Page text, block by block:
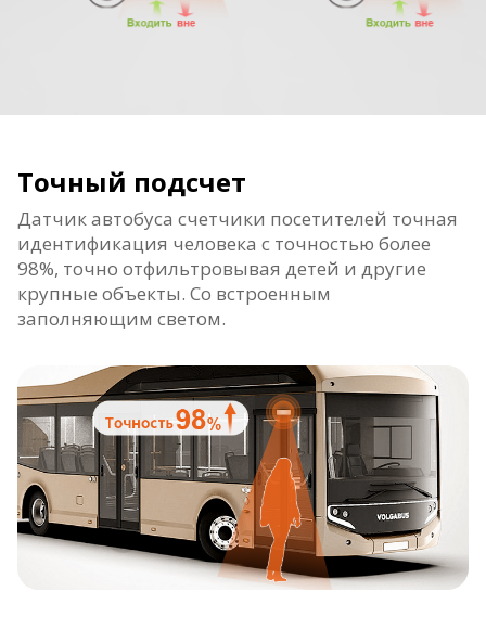
Точный подсчет
Датчик автобуса счетчики посетителей точная
идентификация человека с точностью более
98%, точно отфильтровывая детей и другие
крупные объекты. Со встроенным
заполняющим светом.